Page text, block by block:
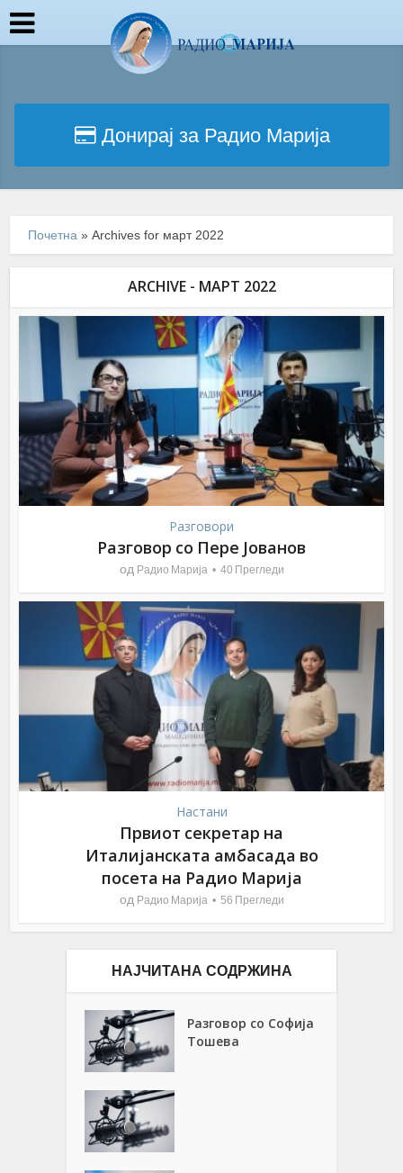
Донирај за Радио Марија
Почетна »Archives for март 2022
ARCHIVE - МАРТ 2022
Разговори
Разговор со Пере Јованов
од Радио Марија 40 Прегледи
Настани
Првиот секретар на
Италијанската амбасада во
посета на Радио Марија
од Радио Марија 56 Прегледи
НАЈЧИТАНА СОДРЖИНА
Разговор со Софија
Тошева